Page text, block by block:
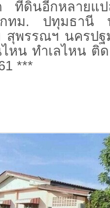
ที่ดินอีกหลายแ
ทม. ปทุมธานี
สุพรรณฯ นครปฐ
หน ทำเลไหน ติ
***